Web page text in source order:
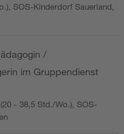
SOS-Kinderdorf Sauerland,
/
im Gruppendienst
- 38,5 Std./Wo.), SOS-